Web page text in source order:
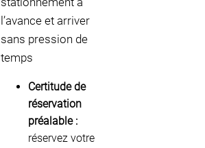
l’avance et arriver
sans pression de
temps
Certitude de
réservation
préalable :
réservez votre